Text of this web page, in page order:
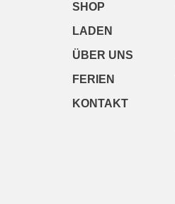
SHOP
LADEN
ÜBER UNS
FERIEN
KONTAKT